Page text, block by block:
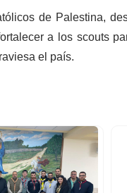
de Palestina,
a los scouts
el país.